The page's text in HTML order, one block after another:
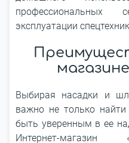
эксплуатации
Выбирая насадки и
важно не только
быть уверенным в ее
Интернет-магазин